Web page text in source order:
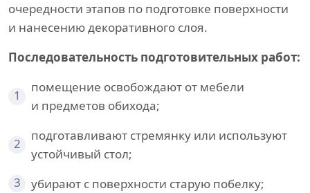
очередности этапов по подготовке поверхности
и нанесению декоративного слоя.
Последовательность подготовительных работ:
1
помещение освобождают от мебели
и предметов обихода;
2
подготавливают стремянку или используют
устойчивый стол;
3
убирают с поверхности старую побелку;